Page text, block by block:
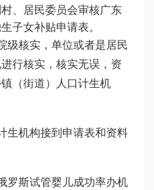
、居民委员会审核广东
子女补贴申请表。
级核实，单位或者是居民
行核实，核实无误，资
（街道）人口计生机
生机构接到申请表和资料
罗斯试管婴儿成功率办机